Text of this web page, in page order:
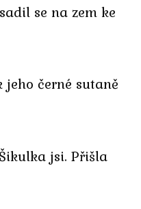
se na zem ke
černé sutaně
jsi. Přišla